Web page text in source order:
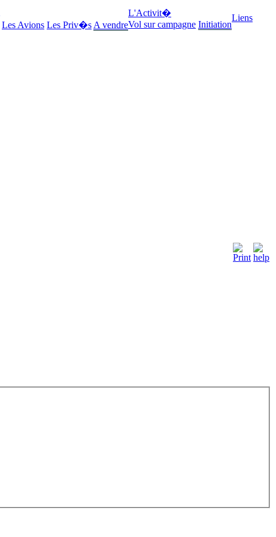
Les Avions Les Priv�s A vendre
L'Activit�
Vol sur campagne Initiation
Liens